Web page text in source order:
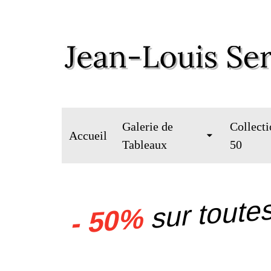
Accueil
Galerie de
Tableaux
50
- 50%sur